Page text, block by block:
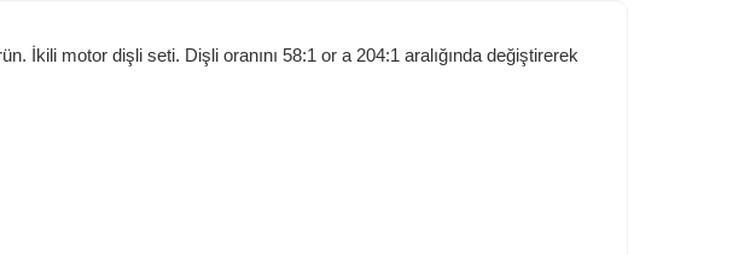
İkili motor dişli seti. Dişli oranını 58:1 or a 204:1 aralığında değiştirerek